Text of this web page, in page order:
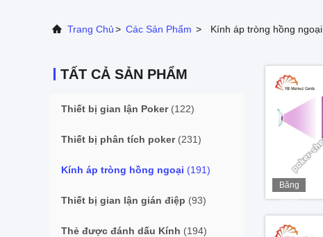
Trang Chủ> Các Sản Phẩm > Kính áp tròng hồng ngoại
TẤT CẢ SẢN PHẨM
Thiết bị gian lận Poker(122)
Thiết bị phân tích poker(231)
Kính áp tròng hồng ngoại (191)
Thiết bị gian lận gián điệp (93)
Thẻ được đánh dấu Kính (194)
Băng
hình